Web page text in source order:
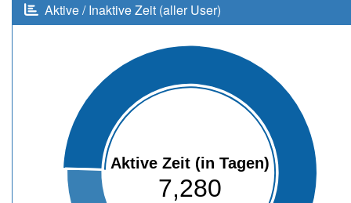
Aktive / Inaktive Zeit (aller User)
Aktive Zeit (in Tagen)
7,280